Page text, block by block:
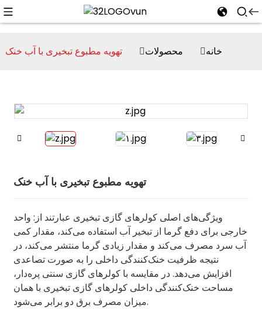
خانه محصولات تهویه مطبوع تبخیری با آب خنک
تهویه مطبوع تبخیری با آب خنک
ویژگی‌های اصلی کولرهای گازی تبخیری عبارتند از: واحد
خارجی برای دفع گرما از تبخیر آب استفاده می‌کند، مقدار کمی
آب سرد مصرف می‌کند و مقدار زیادی گرما منتشر می‌کند، در
نتیجه ظرفیت خنک‌کنندگی داخلی را به صورت تصاعدی
افزایش می‌دهد. در مقایسه با کولرهای گازی سنتی پره‌دار،
مساحت خنک‌کنندگی داخلی کولرهای گازی تبخیری با همان
میزان مصرف برق دو برابر می‌شود.